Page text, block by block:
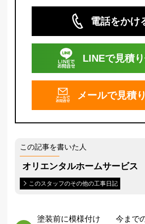
電話をかけ
LINEで見積
メールで見積
この記事を書いた人
オリエンタルホームサービス
このスタッフのその他の工事日記
塗装前に模様付け
今まで